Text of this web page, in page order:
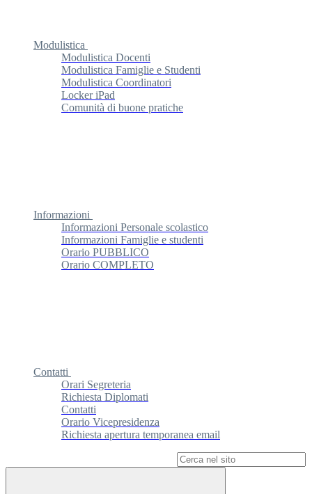
Modulistica
Modulistica Docenti
Modulistica Famiglie e Studenti
Modulistica Coordinatori
Locker iPad
Comunità di buone pratiche
Informazioni
Informazioni Personale scolastico
Informazioni Famiglie e studenti
Orario PUBBLICO
Orario COMPLETO
Contatti
Orari Segreteria
Richiesta Diplomati
Contatti
Orario Vicepresidenza
Richiesta apertura temporanea email